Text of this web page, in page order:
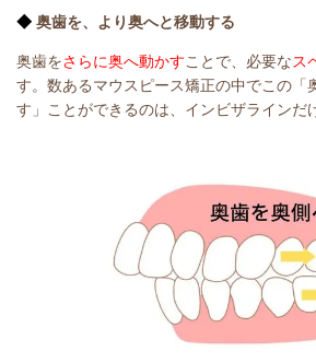
◆ 奥歯を、より奥へと移動する
奥歯をさらに奥へ動かすことで、必要なス
す。数あるマウスピース矯正の中でこの「
す」ことができるのは、インビザラインだ